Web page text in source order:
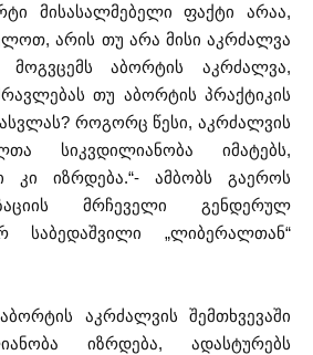
მისასალმებელი ფაქტი არაა,
არის თუ არა მისი აკრძალვა
მოგვცემს აბორტის აკრძალვა,
თუ აბორტის პრაქტიკის
როგორც წესი, აკრძალვის
სიკვდილიანობა იმატებს,
კი იზრდება.“- ამბობს გაეროს
მრჩეველი გენდერულ
საბედაშვილი „ლიბერალთან“
აკრძალვის შემთხვევაში
იზრდება, ადასტურებს